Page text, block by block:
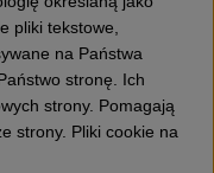
do żywopłotów,
Myjka Ciśnieniowa,
do prac leśnych,
dzieci ETC.
pliki tekstowe,
na Państwa
stronę. Ich
strony. Pomagają
strony. Pliki cookie na